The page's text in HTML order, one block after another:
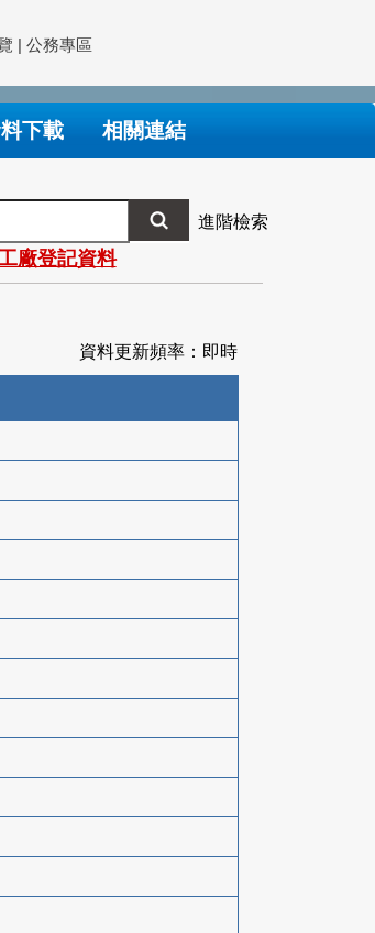
| 公務專區
下載 相關連結
進階檢索
廠登記資料
資料更新頻率：即時